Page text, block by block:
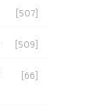
[507]
[509]
[66]